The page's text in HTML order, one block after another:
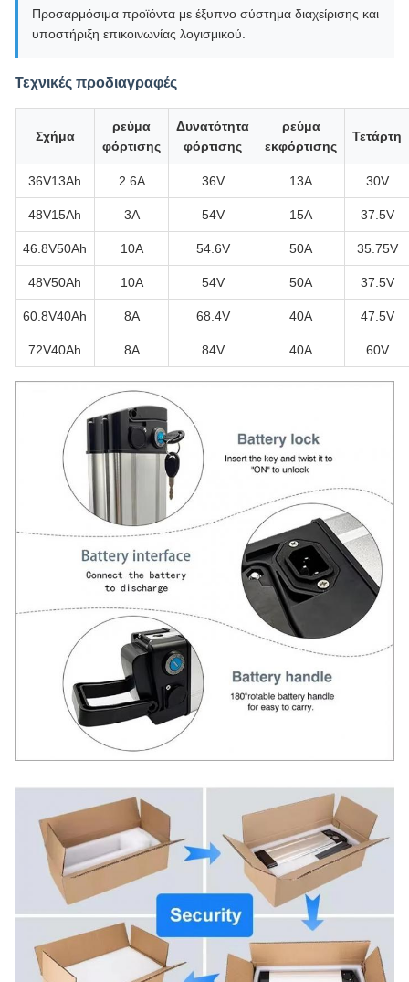
Προσαρμόσιμα προϊόντα με έξυπνο σύστημα διαχείρισης και
υποστήριξη επικοινωνίας λογισμικού.
Τεχνικές προδιαγραφές
Σχήμα
ρεύμα
φόρτισης
Δυνατότητα
φόρτισης
ρεύμα
εκφόρτισης
Τετάρτη
36V13Ah 2.6Α 36V 13Α 30V
48V15Ah 3Α 54V 15Α 37.5V
46.8V50Ah 10Α 54.6V 50Α 35.75V
48V50Ah 10Α 54V 50Α 37.5V
60.8V40Ah 8Α 68.4V 40Α 47.5V
72V40Ah 8Α 84V 40Α 60V